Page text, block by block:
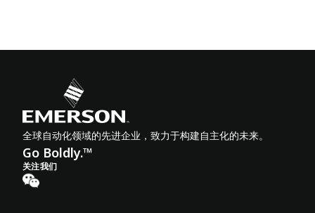
全球自动化领域的先进企业，致力于构建自主化的未来。
Go Boldly.™
关注我们